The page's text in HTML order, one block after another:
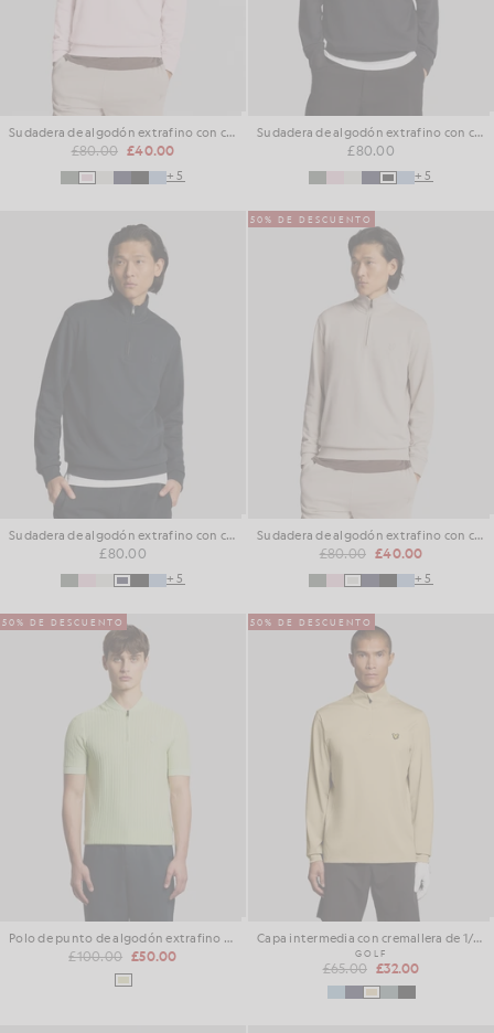
Sudadera de algodón extrafino con cremallera de 1/4
£80.00 £40.00
+5
Sudadera de algodón extrafino con cremallera de 1/4
£80.00
+5
Sudadera de algodón extrafino con cremallera de 1/4
£80.00
+5
50% DE DESCUENTO
Sudadera de algodón extrafino con cremallera de 1/4
£80.00 £40.00
+5
50% DE DESCUENTO
Polo de punto de algodón extrafino con cremallera de 1/4
£100.00 £50.00
50% DE DESCUENTO
Capa intermedia con cremallera de 1/4 de largo
GOLF
£65.00 £32.00